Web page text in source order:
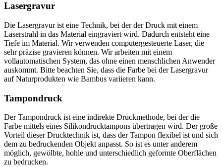
Lasergravur
Die Lasergravur ist eine Technik, bei der der Druck mit einem
Laserstrahl in das Material eingraviert wird. Dadurch entsteht eine
Tiefe im Material. Wir verwenden computergesteuerte Laser, die
sehr präzise gravieren können. Wir arbeiten mit einem
vollautomatischen System, das ohne einen menschlichen Anwender
auskommt. Bitte beachten Sie, dass die Farbe bei der Lasergravur
auf Naturprodukten wie Bambus variieren kann.
Tampondruck
Der Tampondruck ist eine indirekte Druckmethode, bei der die
Farbe mittels eines Silikondrucktampons übertragen wird. Der große
Vorteil dieser Drucktechnik ist, dass der Tampon flexibel ist und sich
dem zu bedruckenden Objekt anpasst. So ist es unter anderem
möglich, gewölbte, hohle und unterschiedlich geformte Oberflächen
zu bedrucken.